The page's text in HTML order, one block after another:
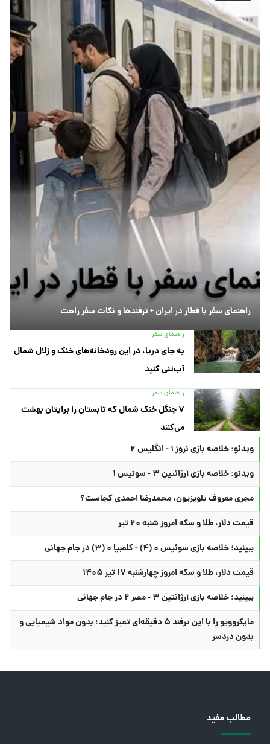
راهنمای سفر با قطار در ایران + ترفندها و نکات سفر راحت
راهنمای سفر
به جای دریا، در این رودخانه‌های خنک و زلال شمال
آب‌تنی کنید
راهنمای سفر
۷ جنگل خنک شمال که تابستان را برایتان بهشت
می‌کنند
ویدئو: خلاصه بازی نروژ ۱ - انگلیس ۲
ویدئو: خلاصه بازی آرژانتین ۳ - سوئیس ۱
مجری معروف تلویزیون، محمدرضا احمدی کجاست؟
قیمت دلار، طلا و سکه امروز شنبه ۲۰ تیر
ببینید؛ خلاصه بازی سوئیس ۰ (۴) - کلمبیا ۰ (۳) در جام جهانی
قیمت دلار، طلا و سکه امروز چهارشنبه ۱۷ تیر ۱۴۰۵
ببینید؛ خلاصه بازی آرژانتین ۳ - مصر ۲ در جام جهانی
مایکروویو را با این ترفند ۵ دقیقه‌ای تمیز کنید؛ بدون مواد شیمیایی و
بدون دردسر
مطالب مفید